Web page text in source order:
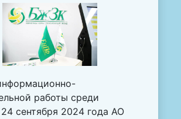
работы среди
24 сентября 2024 года АО